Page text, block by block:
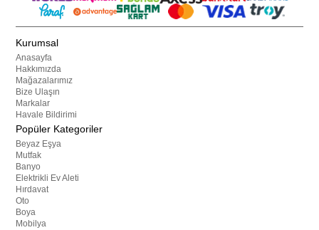
Kurumsal
Anasayfa
Hakkımızda
Mağazalarımız
Bize Ulaşın
Markalar
Havale Bildirimi
Popüler Kategoriler
Beyaz Eşya
Mutfak
Banyo
Elektrikli Ev Aleti
Hırdavat
Oto
Boya
Mobilya